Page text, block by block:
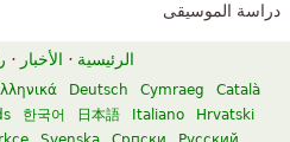
دراسة الموسيقى
الرئيسية · الأخبار ·
Català
Cymraeg
Deutsch
Hrvatski
Italiano
日本語
한국어